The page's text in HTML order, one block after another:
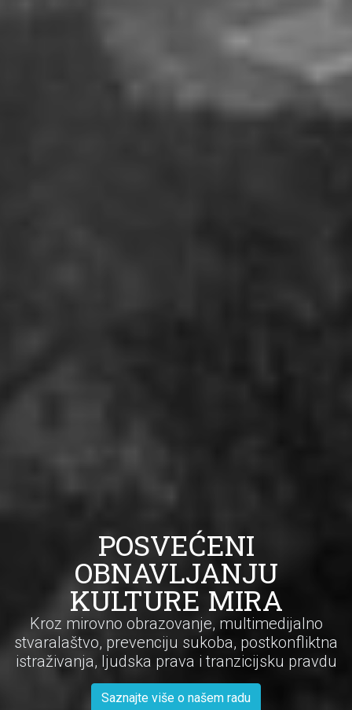
POSVEĆENI
OBNAVLJANJU
KULTURE MIRA
Kroz mirovno obrazovanje, multimedijalno
stvaralaštvo, prevenciju sukoba, postkonfliktna
istraživanja, ljudska prava i tranzicijsku pravdu
Saznajte više o našem radu